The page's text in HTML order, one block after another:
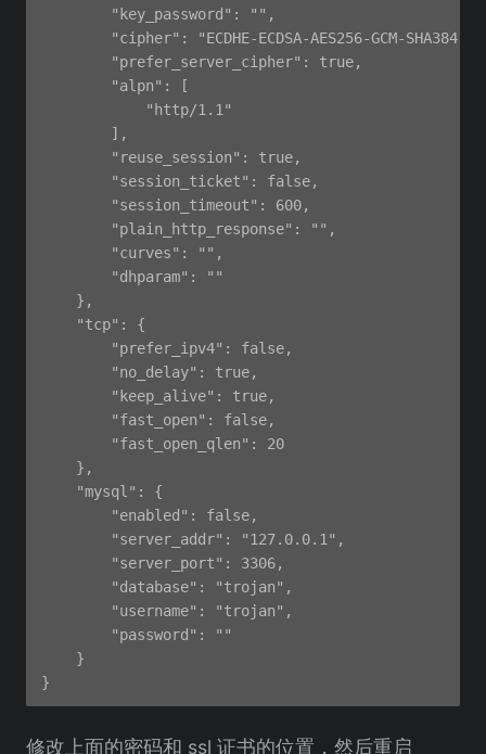
        "key_password": "",
"cipher": "ECDHE-ECDSA-AES256-GCM-
        "prefer_server_cipher": true,
        "alpn": [
            "http/1.1"
        ],
        "reuse_session": true,
        "session_ticket": false,
        "session_timeout": 600,
        "plain_http_response": "",
        "curves": "",
        "dhparam": ""
    },
    "tcp": {
        "prefer_ipv4": false,
        "no_delay": true,
        "keep_alive": true,
        "fast_open": false,
        "fast_open_qlen": 20
    },
    "mysql": {
        "enabled": false,
        "server_addr": "127.0.0.1",
        "server_port": 3306,
        "database": "trojan",
        "username": "trojan",
        "password": ""
    }
修改上面的密码和 ssl 证书的位置，然后重启